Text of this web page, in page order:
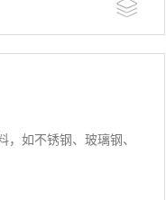
如不锈钢、玻璃钢、